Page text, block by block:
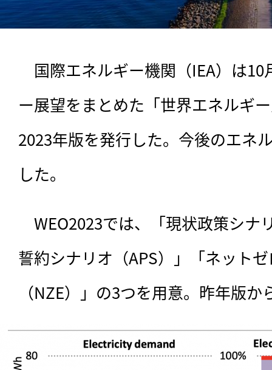
国際エネルギー機関（IEA）は10
ー展望をまとめた「世界エネルギ
2023年版を発行した。今後のエネ
した。
WEO2023では、
「現状政策シナ
誓約シナリオ（APS）」「ネット
（NZE）」の3つを用意。昨年版